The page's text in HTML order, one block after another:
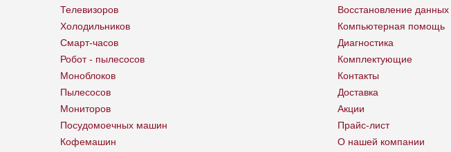
Телевизоров
Холодильников
Смарт-часов
Робот - пылесосов
Моноблоков
Пылесосов
Мониторов
Посудомоечных машин
Кофемашин
Восстановление данных
Компьютерная помощь
Диагностика
Комплектующие
Контакты
Доставка
Акции
Прайс-лист
О нашей компании